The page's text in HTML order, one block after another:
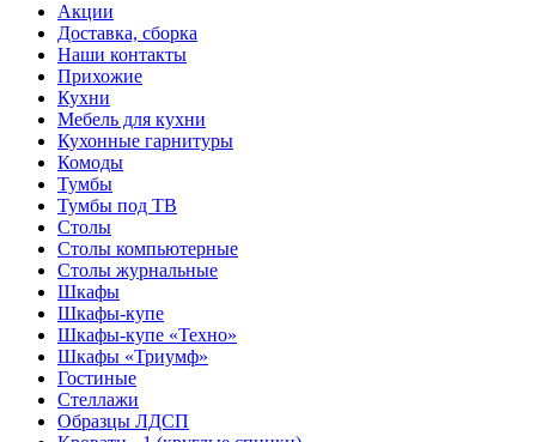
Акции
Доставка, сборка
Наши контакты
Прихожие
Кухни
Мебель для кухни
Кухонные гарнитуры
Комоды
Тумбы
Тумбы под ТВ
Столы
Столы компьютерные
Столы журнальные
Шкафы
Шкафы-купе
Шкафы-купе «Техно»
Шкафы «Триумф»
Гостиные
Стеллажи
Образцы ЛДСП